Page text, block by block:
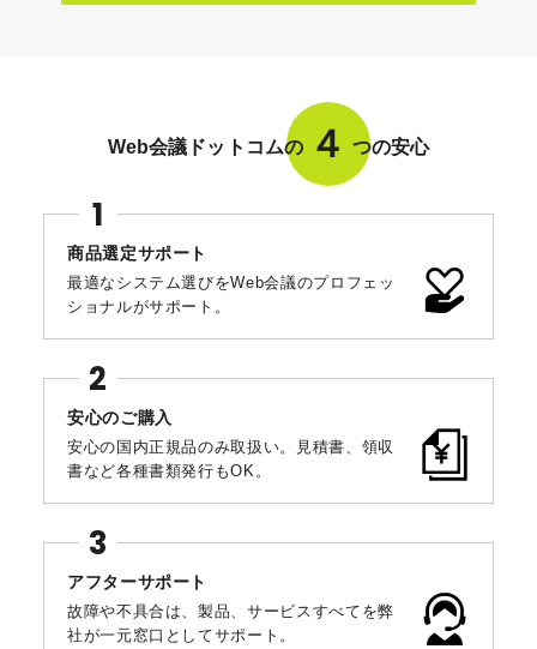
Web会議ドットコムの ４ つの安心
商品選定サポート
最適なシステム選びをWeb会議のプロフェッ
ショナルがサポート。
安心のご購入
安心の国内正規品のみ取扱い。見積書、領収
書など各種書類発行もOK。
アフターサポート
故障や不具合は、製品、サービスすべてを弊
社が一元窓口としてサポート。